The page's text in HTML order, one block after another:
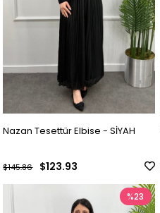
Nazan Tesettür Elbise - SİYAH
$123.93
$145.86
%23